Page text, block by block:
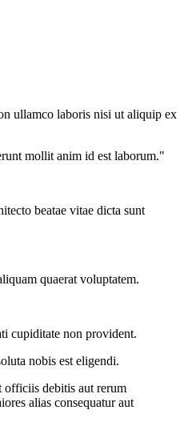
ullamco laboris nisi ut aliquip ex
mollit anim id est laborum."
beatae vitae dicta sunt
quaerat voluptatem.
cupiditate non provident.
nobis est eligendi.
officiis debitis aut rerum
alias consequatur aut